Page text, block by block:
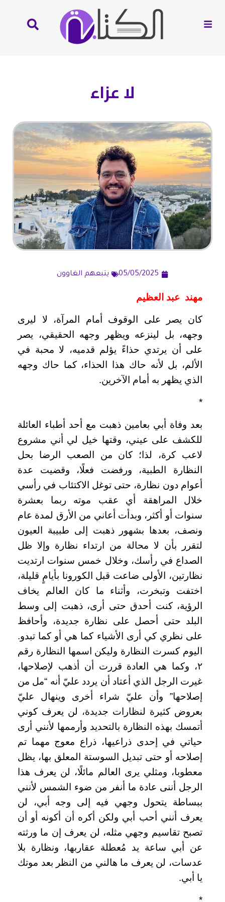
لا عزاء
05/05/2025 يتبعهم الغاوون
مهند عبد العظيم
كان يصر على الوقوف أمام المرآة، لا ليرى
وجهه، بل لينزعه ويظهر وجهه الحقيقي، يصر
على أن يرتدي حذاءً يؤلم قدميه، لا محبة في
الألم، بل لأنه حاك هذا الحذاء، كما حاك وجهه
الذي يظهر به أمام الآخرين.
*
بعد وفاة أبي بعامين ذهبت مع أحد أطباء العائلة
للكشف على عيني، وقتها خيل لي أني مشروع
لاعب كرة، لذا؛ كان من الصعب الرضا بحل
النظارة الطبية، ورفضت فعلًا، وقضيت عدة
أعوام دون نظارة، حتى توغل الاكتئاب في رأسي
خلال المراهقة أي عقب موته ربما بعشرة
سنوات أو أكثر، وبدأت أعاني من الأرق لمدة عام
ونصف، بعدها بشهور ذهبت إلى طبيبة العيون
لتقرر بأن لا محالة من ارتداء نظارة وإلا ظل
الصداع في رأسك، وخلال خمس سنوات ارتديت
نظارتين، الأولى ضاعت قبل الكورونا بأيامٍ قليلة،
اختفت وتبخرت، وأثناء ما كان العالم يخاف
الرؤية، كنت أحدق حتى أرى، ذهبت إلى وسط
البلد حتى أحصل على نظارة جديدة، وأحافظ
على نظري كي أرى الأشياء كما هي أو كما تبدو.
اليوم كسرت النظارة وليكن اسمها النظارة رقم
٢، وكما هي العادة قررت أن أذهب لإصلاحها،
غيرت الرجل الذي أعتاد أن يردد عليّ أنه “مل من
إصلاحها” وأن عليّ شراء أخرى وينهال عليّ
بعروض كثيرة لنظارات جديدة، لن يعرف كوني
أتمسك بهذه النظارة بالتحديد وأرممها لأنني أرى
حياتي في إحدى ذراعيها، ذراع معوج مهما تم
إصلاحه أو حتى تبديل السوستة المعلق بها، يظل
معطوبا، ومثلي يرى العالم مائلًا، لن يعرف هذا
الرجل أننى عادة ما أنفر من ضوء الشمس لأنني
ببساطة يتحول وجهي فيه إلى وجه أبي، لن
يعرف أنني أحب أبي ولكن أكره أن أكونه أو أن
تصبح تقاسيم وجهي مثله، لن يعرف إن ما ورثته
عن أبي ساعة يد مُعطلة عقاربها، ونظارة بلا
عدسات، لن يعرف ما هالني من النظر بعد موتك
يا أبي.
*